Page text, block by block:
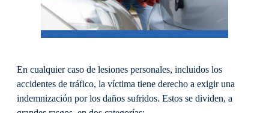
En cualquier caso de lesiones personales, incluidos los
accidentes de tráfico, la víctima tiene derecho a exigir una
indemnización por los daños sufridos. Estos se dividen, a